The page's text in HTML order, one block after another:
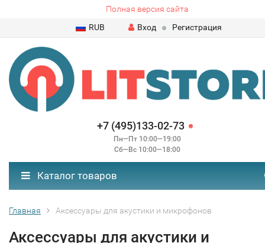
Полная версия сайта
RUB
Вход Регистрация
+7 (495)133-02-73
Пн—Пт 10:00—19:00
Сб—Вс 10:00—18:00
Каталог товаров
Главная Аксессуары для акустики и микрофонов
Аксессуары для акустики и